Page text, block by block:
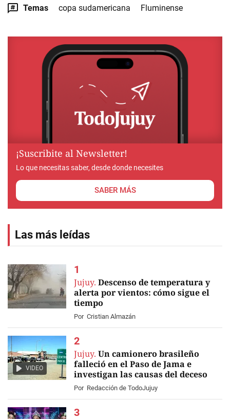
Temas copa sudamericana Fluminense
¡Suscribite al Newsletter!
Lo que necesitas saber, desde donde necesites
SABER MÁS
Las más leídas
Jujuy. Descenso de temperatura y
alerta por vientos: cómo sigue el
tiempo
Por Cristian Almazán
VIDEO
Jujuy. Un camionero brasileño
falleció en el Paso de Jama e
investigan las causas del deceso
Por Redacción de TodoJujuy